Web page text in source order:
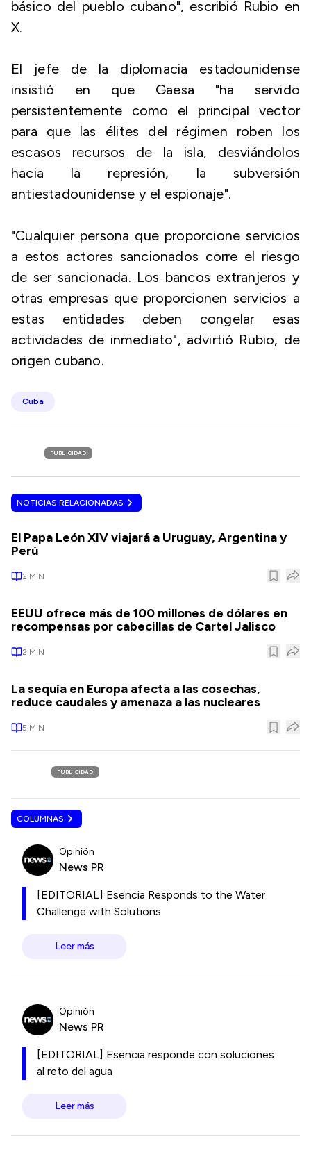
básico del pueblo cubano", escribió Rubio en
X.
El jefe de la diplomacia estadounidense
insistió en que Gaesa "ha servido
persistentemente como el principal vector
para que las élites del régimen roben los
escasos recursos de la isla, desviándolos
hacia la represión, la subversión
antiestadounidense y el espionaje".
"Cualquier persona que proporcione servicios
a estos actores sancionados corre el riesgo
de ser sancionada. Los bancos extranjeros y
otras empresas que proporcionen servicios a
estas entidades deben congelar esas
actividades de inmediato", advirtió Rubio, de
origen cubano.
Cuba
PUBLICIDAD
NOTICIAS RELACIONADAS
El Papa León XIV viajará a Uruguay, Argentina y
Perú
2 MIN
EEUU ofrece más de 100 millones de dólares en
recompensas por cabecillas de Cartel Jalisco
2 MIN
La sequía en Europa afecta a las cosechas,
reduce caudales y amenaza a las nucleares
5 MIN
PUBLICIDAD
COLUMNAS
Opinión
News PR
[EDITORIAL] Esencia Responds to the Water
Challenge with Solutions
Leer más
Opinión
News PR
[EDITORIAL] Esencia responde con soluciones
al reto del agua
Leer más